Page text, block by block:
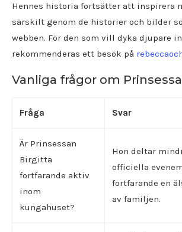
Hennes historia fortsätter att inspirera
särskilt genom de historier och bilder
webben. För den som vill dyka djupare
rekommenderas ett besök på
Vanliga frågor om
Fråga Svar
Är Prinsessan
Birgitta
fortfarande aktiv
inom
kungahuset?
Hon deltar
officiella
fortfarande en
av familjen.